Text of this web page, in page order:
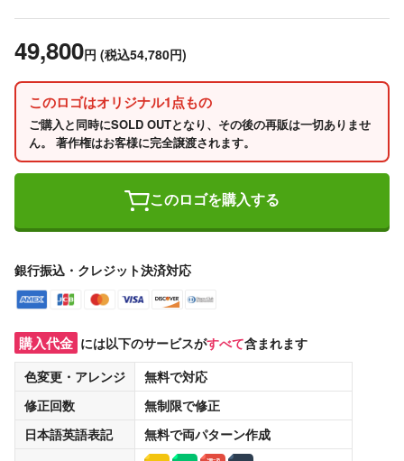
49,800円 (税込54,780円)
このロゴはオリジナル1点もの
ご購入と同時にSOLD OUTとなり、その後の再販は一切ありませ
ん。 著作権はお客様に完全譲渡されます。
このロゴを購入する
銀行振込・クレジット決済対応
購入代金 には以下のサービスがすべて含まれます
色変更・アレンジ
無料で対応
修正回数
無制限で修正
日本語英語表記
無料で両パターン作成